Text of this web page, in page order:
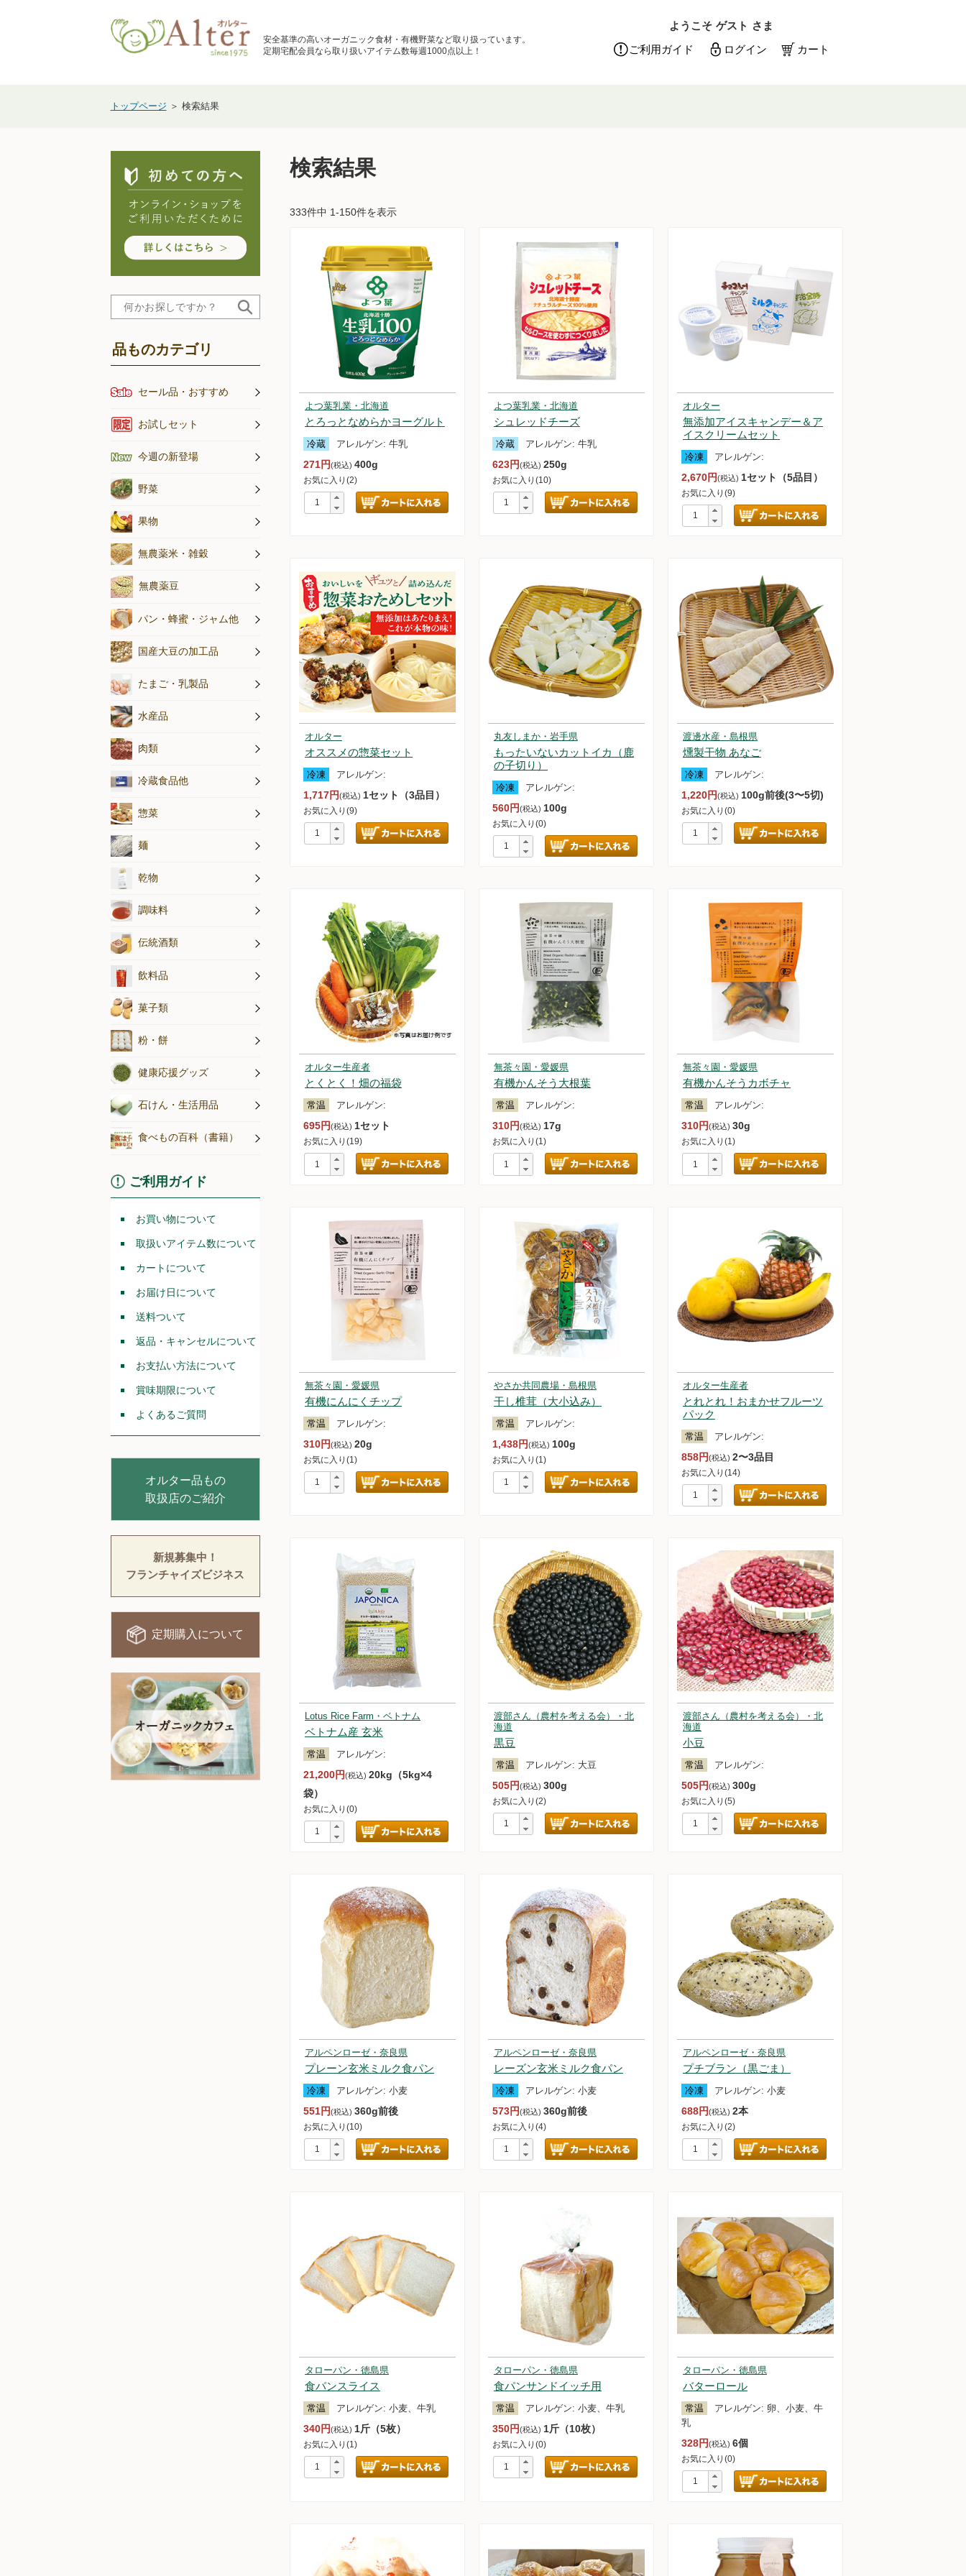
安全基準の高いオーガニック食材・有機野菜など取り扱っています。
定期宅配会員なら取り扱いアイテム数毎週1000点以上！
ようこそ ゲスト さま
ご利用ガイド
ログイン カート
新規一般会員登録
トップページ ＞ 検索結果
品ものカテゴリ
セール品・おすすめ
お試しセット アイスキャンデー＆アイスクリームセット
オススメの惣菜セット
今週の新登場
野菜 旬のお野菜セット
乾燥野菜
乾燥きのこ
果物
無農薬米・雑穀
無農薬豆
パン・蜂蜜・ジャム他 蜂蜜・ジャム他
国産大豆の加工品 その他国産大豆の加工品
たまご・乳製品
水産品 鮮魚・冷凍魚・魚介類
水産加工品
海藻・小魚
肉類 最高品質のジビエ
冷蔵食品他 生芋・木灰で固めた蒟蒻
練り製品
漬物・佃煮他
惣菜
麺
乾物
調味料 オルター特選天然だし素材
天然醸造調味料
伝統酒類
飲料品 無農薬茶・紅茶
菓子類 こだわり菓子類
こんにゃくわらび餅
粉・餅
健康応援グッズ
石けん・生活用品
食べもの百科（書籍）
ご利用ガイド
お買い物について
取扱いアイテム数について
カートについて
お届け日について
送料ついて
返品・キャンセルについて
お支払い方法について
賞味期限について
よくあるご質問
オルター品もの
取扱店のご紹介
新規募集中！
フランチャイズビジネス
定期購入について
検索結果
333件中 1-150件を表示
よつ葉乳業・北海道
とろっとなめらかヨーグルト
冷蔵 アレルゲン: 牛乳
271円(税込) 400g
お気に入り(2)
よつ葉乳業・北海道
シュレッドチーズ
冷蔵 アレルゲン: 牛乳
623円(税込) 250g
お気に入り(10)
オルター
無添加アイスキャンデー＆ア
イスクリームセット
冷凍 アレルゲン:
2,670円(税込) 1セット（5品目）
お気に入り(9)
オルター
オススメの惣菜セット
冷凍 アレルゲン:
1,717円(税込) 1セット（3品目）
お気に入り(9)
丸友しまか・岩手県
もったいないカットイカ（鹿
の子切り）
冷凍 アレルゲン:
560円(税込) 100g
お気に入り(0)
渡邊水産・島根県
燻製干物 あなご
冷凍 アレルゲン:
1,220円(税込) 100g前後(3〜5切)
お気に入り(0)
オルター生産者
とくとく！畑の福袋
常温 アレルゲン:
695円(税込) 1セット
お気に入り(19)
無茶々園・愛媛県
有機かんそう大根葉
常温 アレルゲン:
310円(税込) 17g
お気に入り(1)
無茶々園・愛媛県
有機かんそうカボチャ
常温 アレルゲン:
310円(税込) 30g
お気に入り(1)
無茶々園・愛媛県
有機にんにくチップ
常温 アレルゲン:
310円(税込) 20g
お気に入り(1)
やさか共同農場・島根県
干し椎茸（大小込み）
常温 アレルゲン:
1,438円(税込) 100g
お気に入り(1)
オルター生産者
とれとれ！おまかせフルーツ
パック
常温 アレルゲン:
858円(税込) 2〜3品目
お気に入り(14)
Lotus Rice Farm・ベトナム
ベトナム産 玄米
常温 アレルゲン:
21,200円(税込) 20kg（5kg×4
袋）
お気に入り(0)
渡部さん（農村を考える会）・北
海道
黒豆
常温 アレルゲン: 大豆
505円(税込) 300g
お気に入り(2)
渡部さん（農村を考える会）・北
海道
小豆
常温 アレルゲン:
505円(税込) 300g
お気に入り(5)
アルペンローゼ・奈良県
プレーン玄米ミルク食パン
冷凍 アレルゲン: 小麦
551円(税込) 360g前後
お気に入り(10)
アルペンローゼ・奈良県
レーズン玄米ミルク食パン
冷凍 アレルゲン: 小麦
573円(税込) 360g前後
お気に入り(4)
アルペンローゼ・奈良県
プチブラン（黒ごま）
冷凍 アレルゲン: 小麦
688円(税込) 2本
お気に入り(2)
タローパン・徳島県
食パンスライス
常温 アレルゲン: 小麦、牛乳
340円(税込) 1斤（5枚）
お気に入り(1)
タローパン・徳島県
食パンサンドイッチ用
常温 アレルゲン: 小麦、牛乳
350円(税込) 1斤（10枚）
お気に入り(0)
タローパン・徳島県
バターロール
常温 アレルゲン: 卵、小麦、牛
乳
328円(税込) 6個
お気に入り(0)